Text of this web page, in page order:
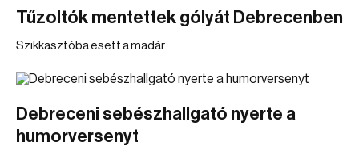
Tűzoltók mentettek gólyát Debrecenben
Szikkasztóba esett a madár.
Debreceni sebészhallgató nyerte a
humorversenyt